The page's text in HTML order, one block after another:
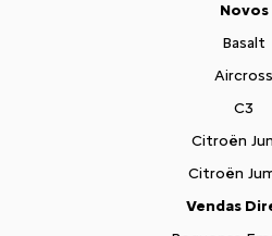
Novos
Basalt
Aircross
C3
Citroën
Citroën
Vendas